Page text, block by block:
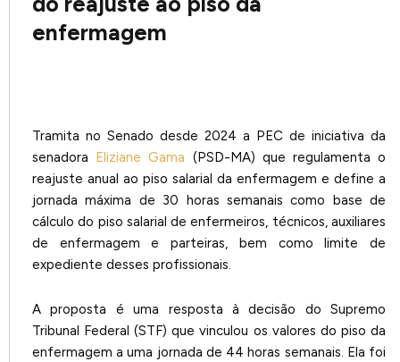
enfermagem
Tramita no Senado desde 2024 a PEC de iniciativa da
senadora Eliziane Gama (PSD-MA) que regulamenta o
reajuste anual ao piso salarial da enfermagem e define a
jornada máxima de 30 horas semanais como base de
cálculo do piso salarial de enfermeiros, técnicos, auxiliares
de enfermagem e parteiras, bem como limite de
expediente desses profissionais.
A proposta é uma resposta à decisão do Supremo
Tribunal Federal (STF) que vinculou os valores do piso da
enfermagem a uma jornada de 44 horas semanais. Ela foi